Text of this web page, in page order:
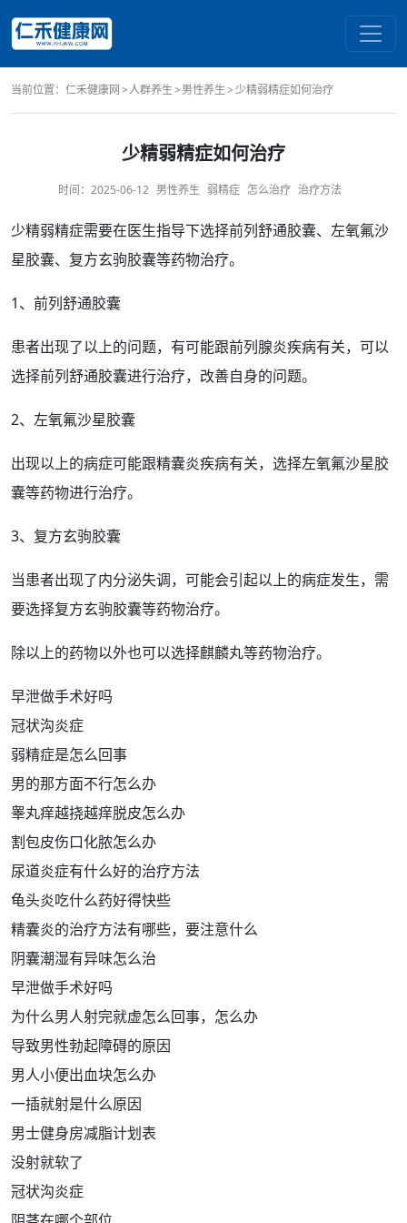
当前位置： 仁禾健康网 人群养生 男性养生 少精弱精症如何治疗
少精弱精症如何治疗
时间： 2025-06-12 男性养生 弱精症 怎么治疗 治疗方法
少精弱精症需要在医生指导下选择前列舒通胶囊、左氧氟沙
星胶囊、 复方玄驹胶囊等药物治疗。
1、前列舒通胶囊
患者出现了以上的问题，有可能跟前列腺炎疾病有关，可以
选择前列舒通胶囊进行治疗，改善自身的问题。
2、左氧氟沙星胶囊
出现以上的病症可能跟精囊炎疾病有关，选择左氧氟沙星胶
囊等药物进行治疗。
3、复方玄驹胶囊
当患者出现了内分泌失调，可能会引起以上的病症发生，需
要选择复方玄驹胶囊等药物治疗。
除以上的药物以外也可以选择麒麟丸等药物治疗。
早泄做手术好吗
冠状沟炎症
弱精症是怎么回事
男的那方面不行怎么办
睾丸痒越挠越痒脱皮怎么办
割包皮伤口化脓怎么办
尿道炎症有什么好的治疗方法
龟头炎吃什么药好得快些
精囊炎的治疗方法有哪些，要注意什么
阴囊潮湿有异味怎么治
早泄做手术好吗
为什么男人射完就虚怎么回事，怎么办
导致男性勃起障碍的原因
男人小便出血块怎么办
一插就射是什么原因
男士健身房减脂计划表
没射就软了
冠状沟炎症